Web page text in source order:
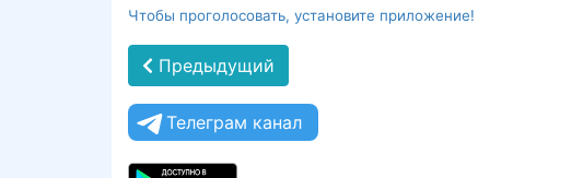
Чтобы проголосовать, установите приложение!
Предыдущий
Телеграм канал